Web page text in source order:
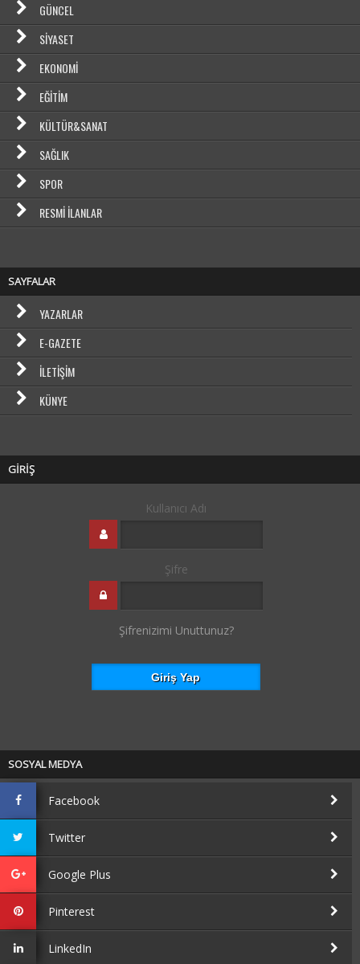
GÜNCEL
SIYASET
EKONOMI
EĞITIM
KÜLTÜR&SANAT
SAĞLIK
SPOR
RESMI İLANLAR
SAYFALAR
YAZARLAR
E-GAZETE
İLETIŞIM
KÜNYE
GİRİŞ
Kullanıcı Adı
Şifre
Şifrenizimi Unuttunuz?
SOSYAL MEDYA
Facebook
Twitter
Google Plus
Pinterest
LinkedIn